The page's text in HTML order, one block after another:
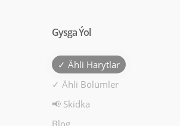
Gysga Ýol
✓ Ähli Harytlar
✓ Ähli Bölümler
📢 Skidka
Blog